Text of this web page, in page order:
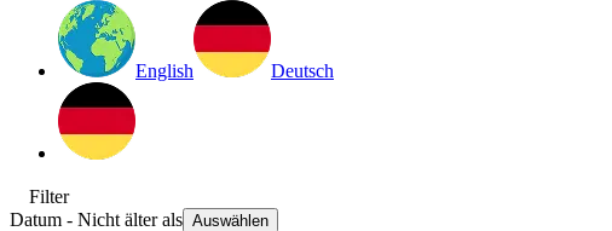
English Deutsch
Filter
Datum - Nicht älter als Auswählen